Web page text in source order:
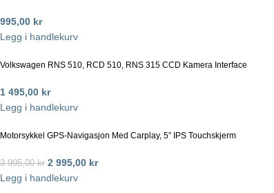
995,00 kr
Legg i handlekurv
Volkswagen RNS 510, RCD 510, RNS 315 CCD Kamera Interface
1 495,00 kr
Legg i handlekurv
Motorsykkel GPS-Navigasjon Med Carplay, 5″ IPS Touchskjerm
3 995,00kr 2 995,00 kr
Legg i handlekurv